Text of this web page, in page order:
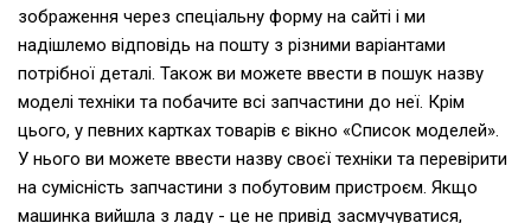
зображення через спеціальну форму на сайті і ми
надішлемо відповідь на пошту з різними варіантами
потрібної деталі. Також ви можете ввести в пошук назву
моделі техніки та побачите всі запчастини до неї. Крім
цього, у певних картках товарів є вікно «Список моделей».
У нього ви можете ввести назву своєї техніки та перевірити
на сумісність запчастини з побутовим пристроєм. Якщо
машинка вийшла з ладу - це не привід засмучуватися,